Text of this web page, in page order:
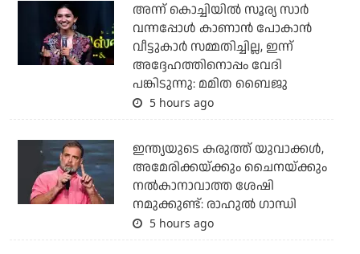
അന്ന് കൊച്ചിയില്‍ സൂര്യ സാര്‍
വന്നപ്പോള്‍ കാണാന്‍ പോകാന്‍
വീട്ടുകാര്‍ സമ്മതിച്ചില്ല, ഇന്ന്
അദ്ദേഹത്തിനൊപ്പം വേദി
പങ്കിടുന്നു: മമിത ബൈജു
5 hours ago
ഇന്ത്യയുടെ കരുത്ത് യുവാക്കള്‍,
അമേരിക്കയ്ക്കും ചൈനയ്ക്കും
നല്‍കാനാവാത്ത ശേഷി
നമുക്കുണ്ട്: രാഹുല്‍ ഗാന്ധി
5 hours ago